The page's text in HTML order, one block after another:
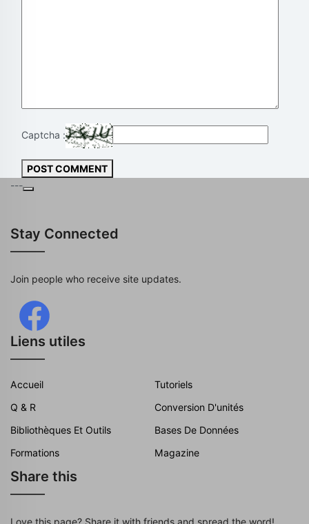
Captcha :
POST COMMENT
---
Stay Connected
Join people who receive site updates.
Liens utiles
Accueil
Tutoriels
Q & R
Conversion D'unités
Bibliothèques Et Outils
Bases De Données
Formations
Magazine
Share this
Love this page? Share it with friends and spread the word!